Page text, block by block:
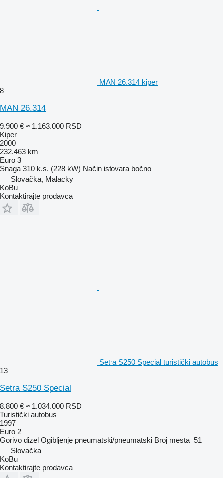
MAN 26.314 kiper
8
MAN 26.314
9.900 € ≈ 1.163.000 RSD
Kiper
2000
232.463 km
Euro 3
Snaga 310 k.s. (228 kW) Način istovara bočno
Slovačka, Malacky
KoBu
Kontaktirajte prodavca
Setra S250 Special turistički autobus
13
Setra S250 Special
8.800 € ≈ 1.034.000 RSD
Turistički autobus
1997
Euro 2
Gorivo dizel Ogibljenje pneumatski/pneumatski Broj mesta 51
Slovačka
KoBu
Kontaktirajte prodavca